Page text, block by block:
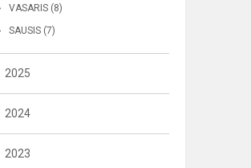
VASARIS (8)
SAUSIS (7)
2025
2024
2023